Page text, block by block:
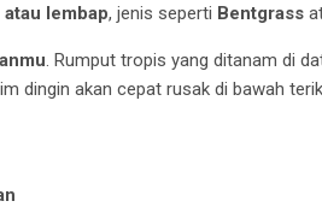
lembap, jenis seperti Bentgrass
. Rumput tropis yang ditanam di
dingin akan cepat rusak di bawah